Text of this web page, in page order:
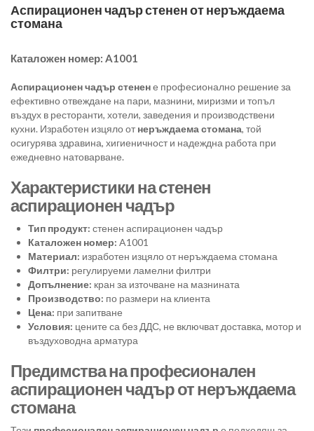
Аспирационен чадър стенен от неръждаема
стомана
Каталожен номер: A1001
Аспирационен чадър стенене професионално решение за
ефективно отвеждане на пари, мазнини, миризми и топъл
въздух в ресторанти, хотели, заведения и производствени
кухни. Изработен изцяло отнеръждаема стомана, той
осигурява здравина, хигиеничност и надеждна работа при
ежедневно натоварване.
Характеристики на стенен
аспирационен чадър
Тип продукт: стенен аспирационен чадър
Каталожен номер: A1001
Материал: изработен изцяло от неръждаема стомана
Филтри: регулируеми ламелни филтри
Допълнение: кран за източване на мазнината
Производство: по размери на клиента
Цена: при запитване
Условия: цените са без ДДС, не включват доставка, мотор и
въздуховодна арматура
Предимства на професионален
аспирационен чадър от неръждаема
стомана